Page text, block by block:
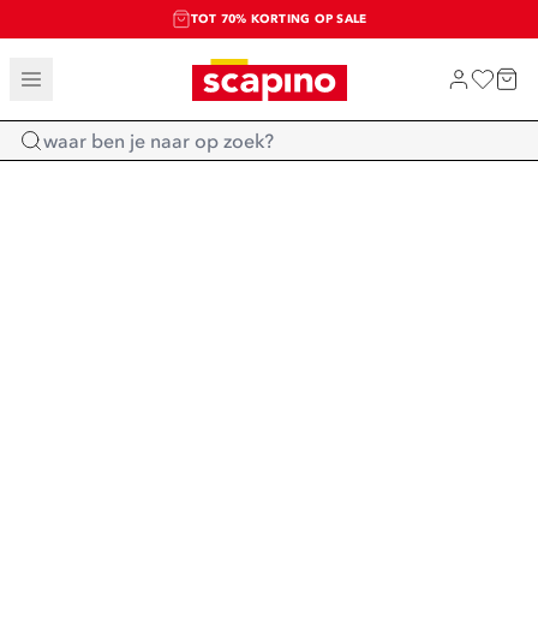
TOT 70% KORTING OP SALE
SALE: LAATSTE KANS!
SHOP NIEUW
Home